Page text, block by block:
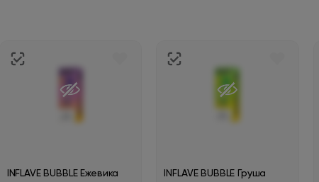
INFLAVE BUBBLE Ежевика
INFLAVE BUBBLE Груша